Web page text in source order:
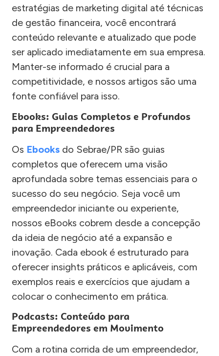
estratégias de marketing digital até técnicas
de gestão financeira, você encontrará
conteúdo relevante e atualizado que pode
ser aplicado imediatamente em sua empresa.
Manter-se informado é crucial para a
competitividade, e nossos artigos são uma
fonte confiável para isso.
Ebooks: Guias Completos e Profundos
para Empreendedores
Os Ebooks do Sebrae/PR são guias
completos que oferecem uma visão
aprofundada sobre temas essenciais para o
sucesso do seu negócio. Seja você um
empreendedor iniciante ou experiente,
nossos eBooks cobrem desde a concepção
da ideia de negócio até a expansão e
inovação. Cada ebook é estruturado para
oferecer insights práticos e aplicáveis, com
exemplos reais e exercícios que ajudam a
colocar o conhecimento em prática.
Podcasts: Conteúdo para
Empreendedores em Movimento
Com a rotina corrida de um empreendedor,